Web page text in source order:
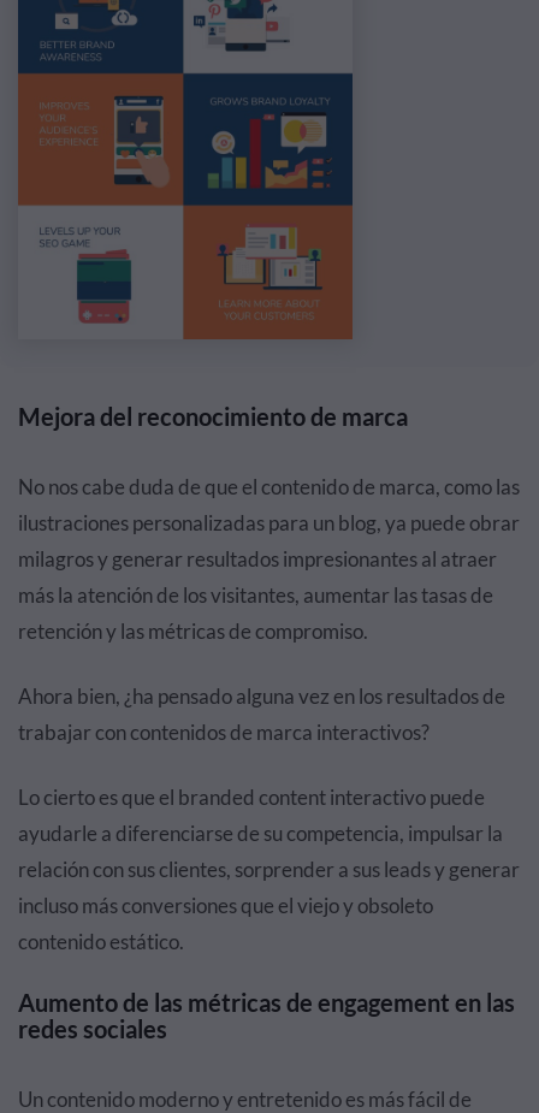
Mejora del reconocimiento de marca
No nos cabe duda de que el contenido de marca, como las
ilustraciones personalizadas para un blog, ya puede obrar
milagros y generar resultados impresionantes al atraer
más la atención de los visitantes, aumentar las tasas de
retención y las métricas de compromiso.
Ahora bien, ¿ha pensado alguna vez en los resultados de
trabajar con contenidos de marca interactivos?
Lo cierto es que el branded content interactivo puede
ayudarle a diferenciarse de su competencia, impulsar la
relación con sus clientes, sorprender a sus leads y generar
incluso más conversiones que el viejo y obsoleto
contenido estático.
Aumento de las métricas de engagement en las
redes sociales
Un contenido moderno y entretenido es más fácil de